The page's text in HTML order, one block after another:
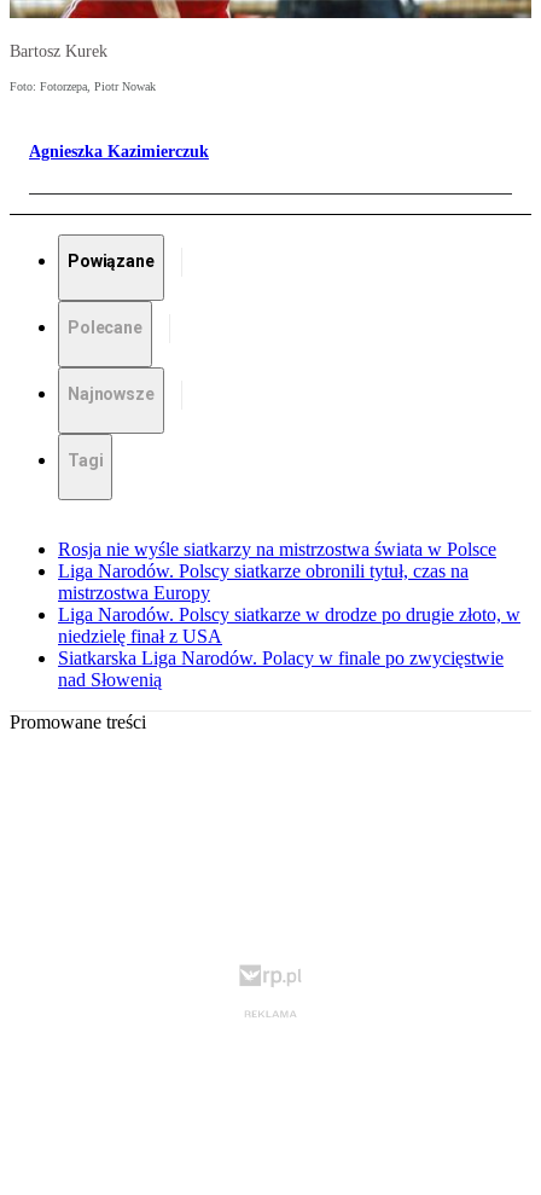
Bartosz Kurek
Foto: Fotorzepa, Piotr Nowak
Agnieszka Kazimierczuk
Powiązane
Polecane
Najnowsze
Tagi
Rosja nie wyśle siatkarzy na mistrzostwa świata w Polsce
Liga Narodów. Polscy siatkarze obronili tytuł, czas na
mistrzostwa Europy
Liga Narodów. Polscy siatkarze w drodze po drugie złoto, w
niedzielę finał z USA
Siatkarska Liga Narodów. Polacy w finale po zwycięstwie
nad Słowenią
Promowane treści